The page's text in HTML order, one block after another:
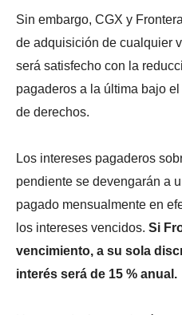
Sin embargo, CGX y
de adquisición de cualquier
será satisfecho con la
pagaderos a la última bajo
de derechos.
Los intereses pagaderos
pendiente se devengarán a
pagado mensualmente en
los intereses vencidos. Si
vencimiento, a su sola
interés será de 15 % anual.